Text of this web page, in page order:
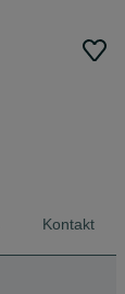
Kontakt